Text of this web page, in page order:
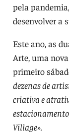
pela
desenvolver a
Este ano, as
Arte, uma
primeiro
dezenas de
criativa e
Village».